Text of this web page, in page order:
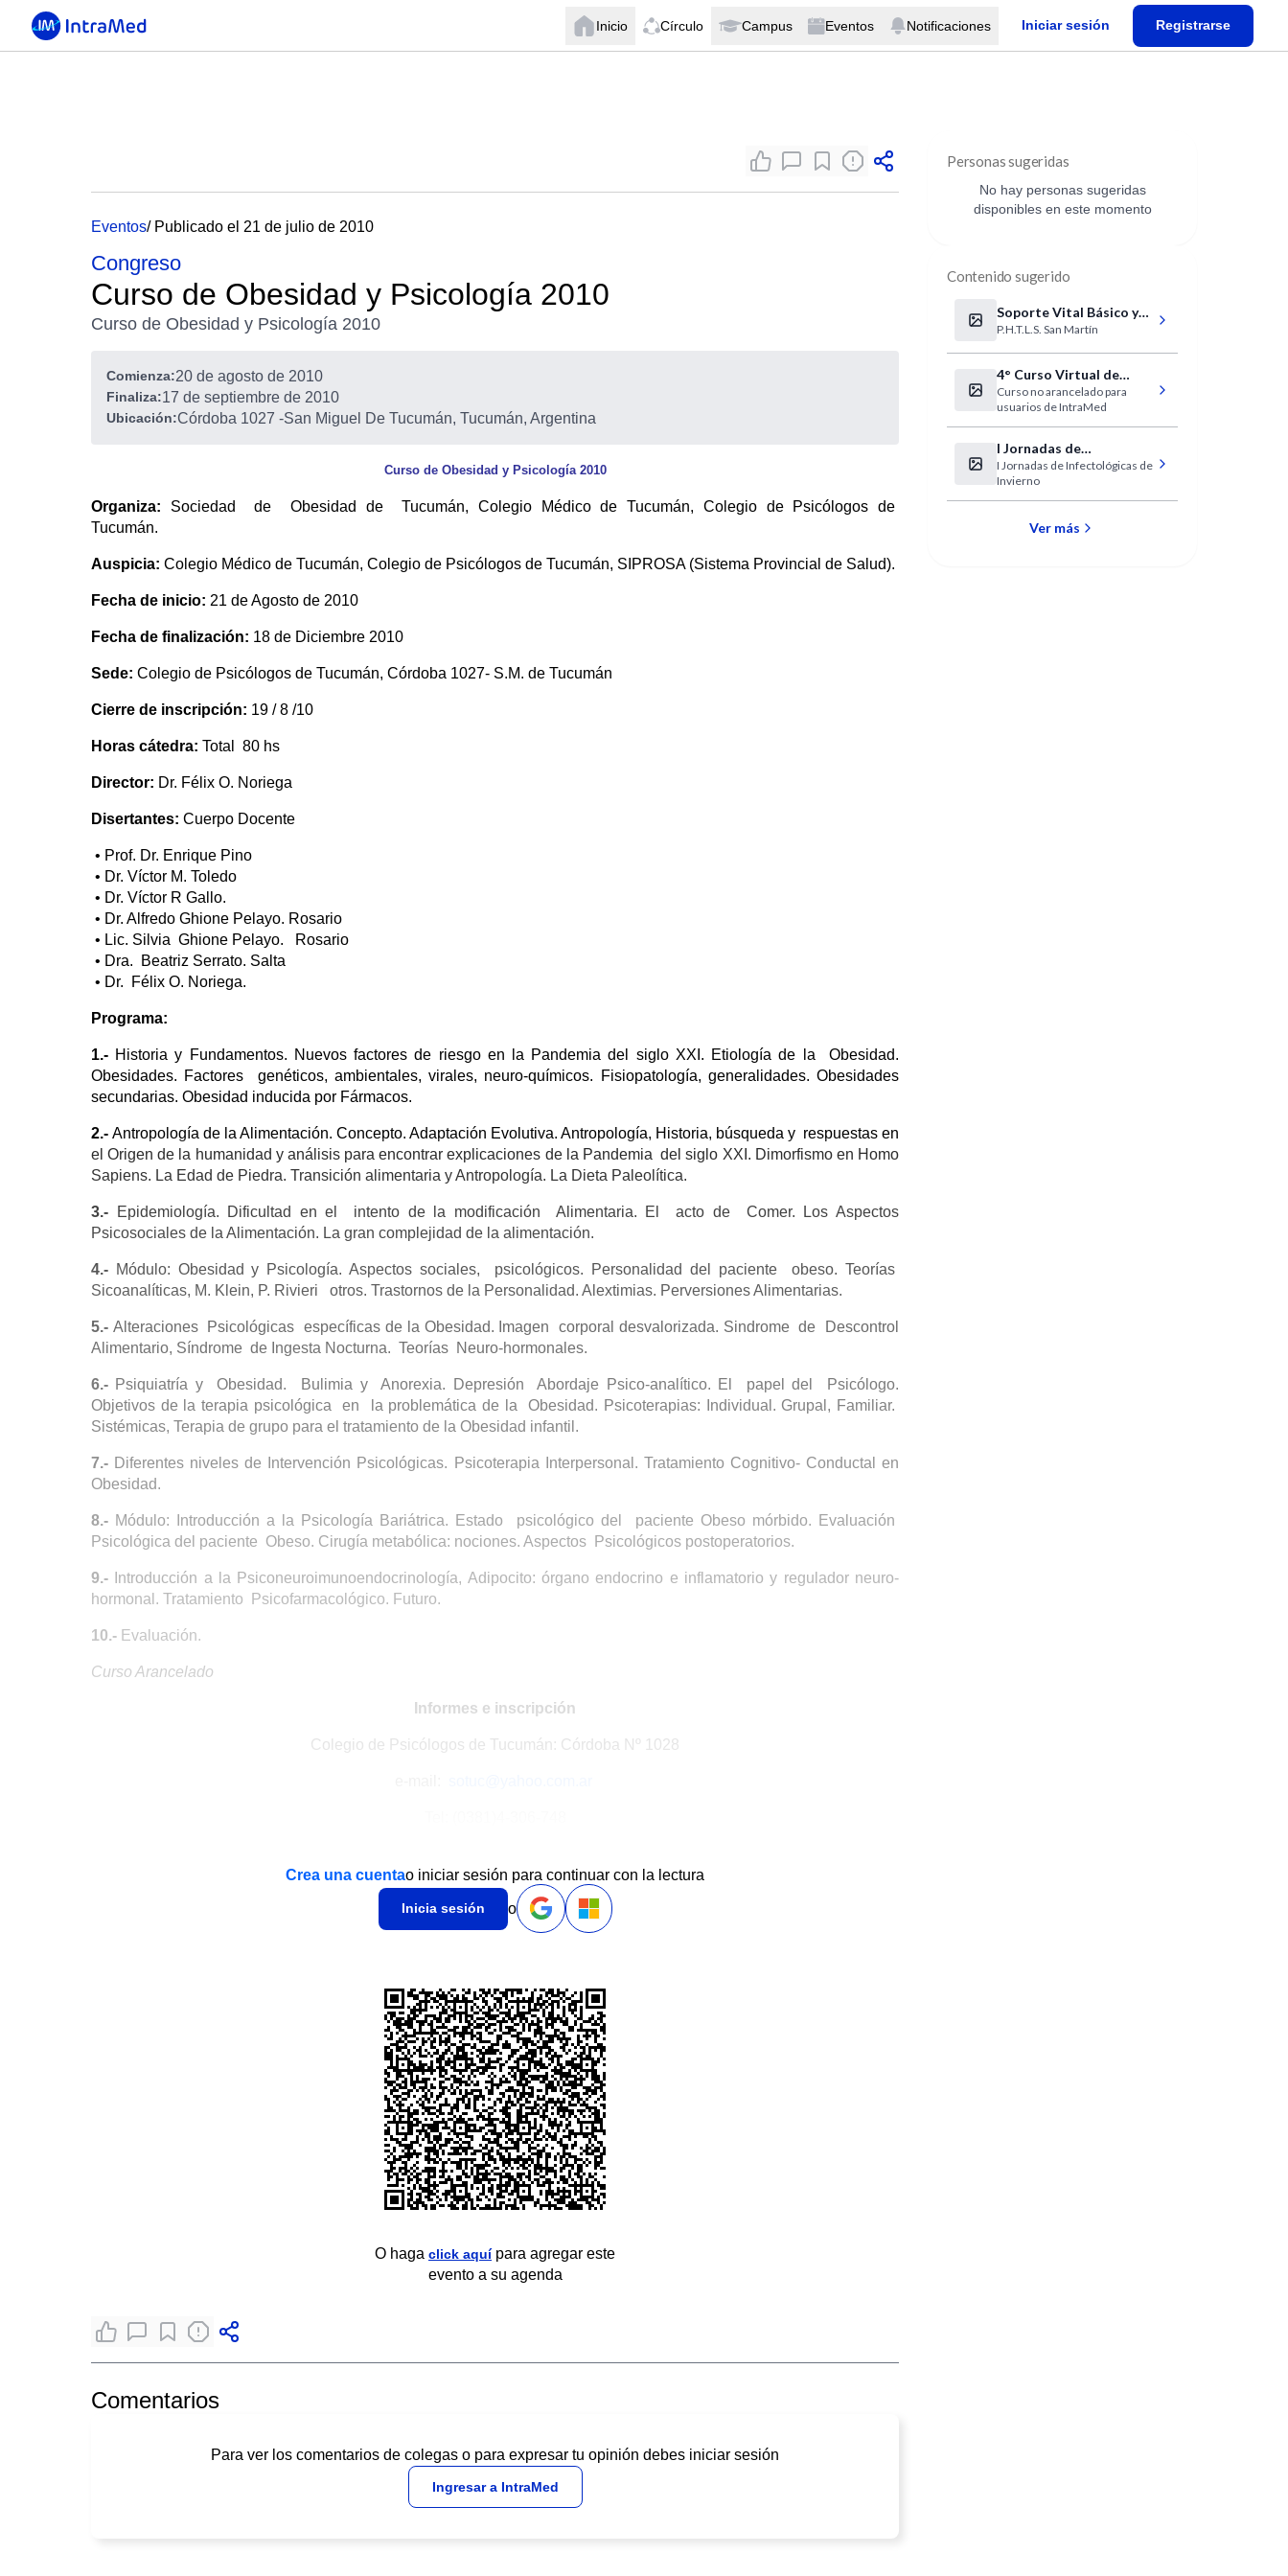
Inicio Círculo Campus Eventos Notificaciones Iniciar sesión Registrarse
Eventos/ Publicado el 21 de julio de 2010
Congreso
Curso de Obesidad y Psicología 2010
Curso de Obesidad y Psicología 2010
Comienza:20 de agosto de 2010
Finaliza:17 de septiembre de 2010
Ubicación:Córdoba 1027 -San Miguel De Tucumán, Tucumán, Argentina
Curso de Obesidad y Psicología 2010
Organiza: Sociedad de Obesidad de Tucumán, Colegio Médico de Tucumán, Colegio de Psicólogos de
Tucumán.
Auspicia: Colegio Médico de Tucumán, Colegio de Psicólogos de Tucumán, SIPROSA (Sistema Provincial de Salud).
Fecha de inicio: 21 de Agosto de 2010
Fecha de finalización: 18 de Diciembre 2010
Sede: Colegio de Psicólogos de Tucumán, Córdoba 1027- S.M. de Tucumán
Cierre de inscripción: 19 / 8 /10
Horas cátedra: Total 80 hs
Director: Dr. Félix O. Noriega
Disertantes: Cuerpo Docente
• Prof. Dr. Enrique Pino
• Dr. Víctor M. Toledo
• Dr. Víctor R Gallo.
• Dr. Alfredo Ghione Pelayo. Rosario
• Lic. Silvia Ghione Pelayo. Rosario
• Dra. Beatriz Serrato. Salta
• Dr. Félix O. Noriega.
Programa:
1.- Historia y Fundamentos. Nuevos factores de riesgo en la Pandemia del siglo XXI. Etiología de la Obesidad.
Obesidades. Factores genéticos, ambientales, virales, neuro-químicos. Fisiopatología, generalidades. Obesidades
secundarias. Obesidad inducida por Fármacos.
2.- Antropología de la Alimentación. Concepto. Adaptación Evolutiva. Antropología, Historia, búsqueda y respuestas en
el Origen de la humanidad y análisis para encontrar explicaciones de la Pandemia del siglo XXI. Dimorfismo en Homo
Sapiens. La Edad de Piedra. Transición alimentaria y Antropología. La Dieta Paleolítica.
3.-
Epidemiología. Dificultad en el intento de la modificación Alimentaria. El acto de Comer. Los Aspectos
Psicosociales de la Alimentación. La gran complejidad de la alimentación.
4.- Módulo: Obesidad y Psicología. Aspectos sociales, psicológicos. Personalidad del paciente obeso. Teorías
Sicoanalíticas, M. Klein, P. Rivieri otros. Trastornos de la Personalidad. Alextimias. Perversiones Alimentarias.
5.- Alteraciones Psicológicas específicas de la Obesidad. Imagen corporal desvalorizada. Sindrome de Descontrol
Alimentario, Síndrome de Ingesta Nocturna. Teorías Neuro-hormonales.
6.- Psiquiatría y Obesidad. Bulimia y Anorexia. Depresión Abordaje Psico-analítico. El papel del Psicólogo.
Objetivos de la terapia psicológica en la problemática de la Obesidad. Psicoterapias: Individual. Grupal, Familiar.
Sistémicas, Terapia de grupo para el tratamiento de la Obesidad infantil.
7.- Diferentes niveles de Intervención Psicológicas. Psicoterapia Interpersonal. Tratamiento Cognitivo- Conductal en
Obesidad.
8.- Módulo: Introducción a la Psicología Bariátrica. Estado psicológico del paciente Obeso mórbido. Evaluación
Psicológica del paciente Obeso. Cirugía metabólica: nociones. Aspectos Psicológicos postoperatorios.
9.-
Introducción a la Psiconeuroimunoendocrinología, Adipocito: órgano endocrino e inflamatorio y regulador neuro-
hormonal. Tratamiento Psicofarmacológico. Futuro.
10.- Evaluación.
Curso Arancelado
Informes e inscripción
Colegio de Psicólogos de Tucumán: Córdoba Nº 1028
Crea una cuentao iniciar sesión para continuar con la lectura
Inicia sesión o
O haga click aquípara agregar este
evento a su agenda
Comentarios
Para ver los comentarios de colegas o para expresar tu opinión debes iniciar sesión
Ingresar a IntraMed
Personas sugeridas
No hay personas sugeridas
disponibles en este momento
Contenido sugerido
Soporte Vital Básico y
Avanzado en el Trauma
Prehospitalario
P.H.T.L.S. San Martín
4° Curso Virtual de
Actualización de
Infecciones Adultos
Curso no arancelado para
usuarios de IntraMed
I Jornadas de
Infectológicas de
Invierno
I Jornadas de Infectológicas de
Invierno
Ver más